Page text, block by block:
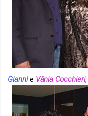
Giannie Vânia Cocchieri,